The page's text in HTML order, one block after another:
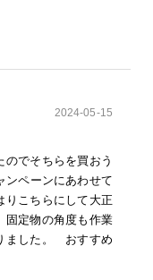
2024-05-15
でそちらを買おう
ンペーンにあわせて
こちらにして大正
定物の角度も作業
ました。 おすすめ